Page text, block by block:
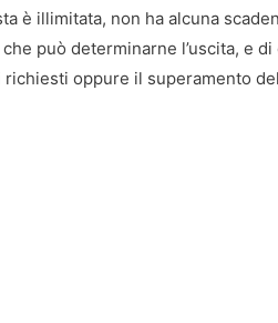
è illimitata, non ha alcuna
che può determinarne l’uscita, e
oppure il superamento